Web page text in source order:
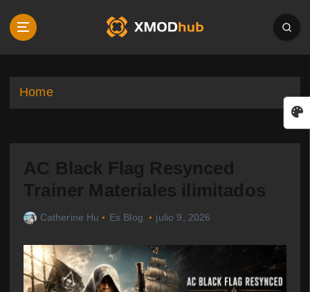
p
Home
AC Black Flag Resynced
Trainer Materiales ilimitados
Catherine Hu Es Blog julio 9, 2026